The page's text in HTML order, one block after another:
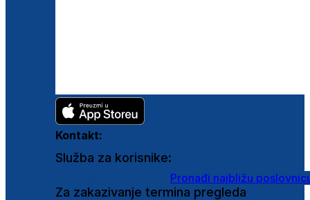
Kontakt:
Služba za korisnike:
Pronađi najbližu
Za zakazivanje termina pregleda